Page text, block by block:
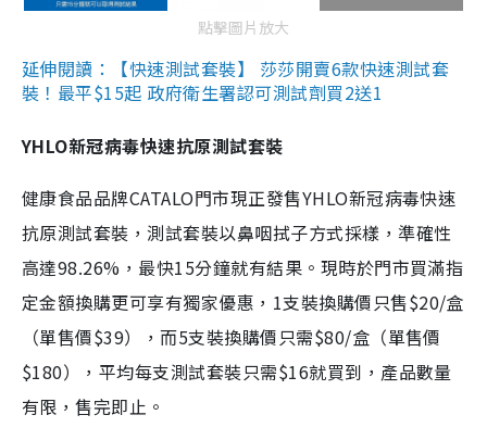
點擊圖片放大
延伸閱讀：【快速測試套裝】 莎莎開賣6款快速測試套
裝！最平$15起 政府衛生署認可測試劑買2送1
YHLO新冠病毒快速抗原測試套裝
健康食品品牌CATALO門市現正發售YHLO新冠病毒快速
抗原測試套裝，測試套裝以鼻咽拭子方式採樣，準確性
高達98.26%，最快15分鐘就有結果。現時於門市買滿指
定金額換購更可享有獨家優惠，1支裝換購價只售$20/盒
（單售價$39），而5支裝換購價只需$80/盒（單售價
$180），平均每支測試套裝只需$16就買到，產品數量
有限，售完即止。